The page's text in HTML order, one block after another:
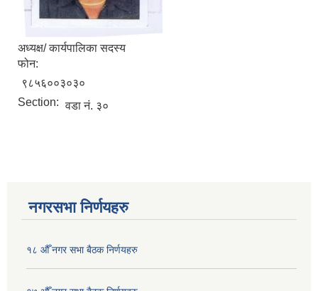
अध्यक्ष/ कार्यपालिका सदस्य
फोन:
९८५६००३०३०
Section: वडा नं. ३०
नगरसभा निर्णयहरु
१८ औँ नगर सभा बैठक निर्णयहरु